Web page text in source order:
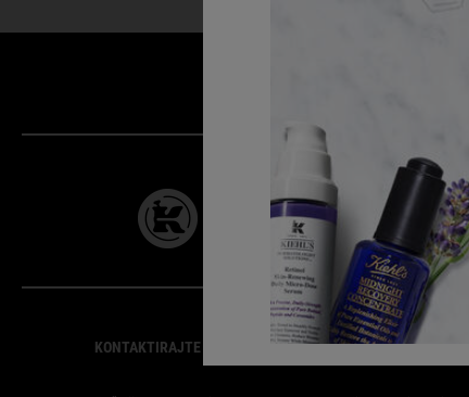
28 DANAGARANCIJE
KONTAKTIRAJTE NAS SLUŽBA ZA KORISNIKE